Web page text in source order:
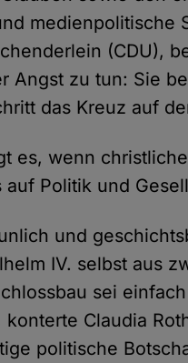
medienpolitische
(CDU),
Angst zu tun: Sie
das Kreuz auf
es, wenn
auf Politik und
und
IV. selbst aus
sei
konterte Claudia
politische